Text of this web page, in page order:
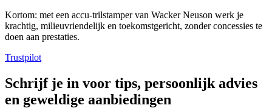
Kortom: met een accu-trilstamper van Wacker Neuson werk je
krachtig, milieuvriendelijk en toekomstgericht, zonder concessies te
doen aan prestaties.
Trustpilot
Schrijf je in voor tips, persoonlijk advies
en geweldige aanbiedingen